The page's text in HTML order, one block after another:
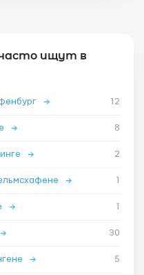
ищут в
→ 12
→ 8
→ 2
→ 1
→ 1
→ 30
→ 5